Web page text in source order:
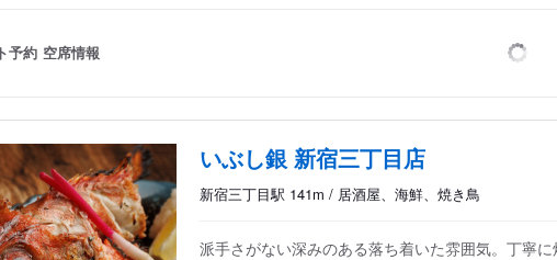
予約 空席情報
いぶし銀 新宿三丁目店
新宿三丁目駅 141m / 居酒屋、海鮮、焼き鳥
派手さがない深みのある落ち着いた雰囲気。丁寧